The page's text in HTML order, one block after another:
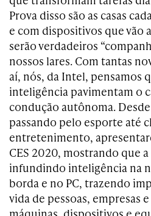
Prova disso são as casas
e com dispositivos que vão
serão verdadeiros
nossos lares. Com tantas
aí, nós, da Intel, pensamos
inteligência pavimentam o
condução autônoma.
passando pelo esporte até
entretenimento,
CES 2020, mostrando que
infundindo inteligência na
borda e no PC, trazendo
vida de pessoas, empresas